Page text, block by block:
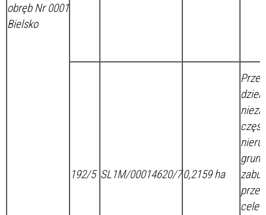
obręb Nr 0001
Bielsko
192/5 SL1M/00014620/70,2159 ha
część
cele